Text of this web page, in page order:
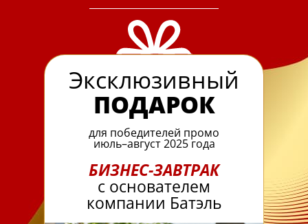
Эксклюзивный
ПОДАРОК
для победителей промо
июль–август 2025 года
БИЗНЕС-ЗАВТРАК
с основателем
компании Батэль